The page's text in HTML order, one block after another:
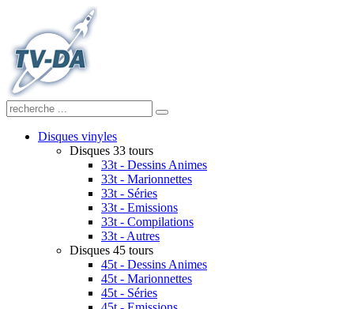
Disques vinyles
Disques 33 tours
33t - Dessins Animes
33t - Marionnettes
33t - Séries
33t - Emissions
33t - Compilations
33t - Autres
Disques 45 tours
45t - Dessins Animes
45t - Marionnettes
45t - Séries